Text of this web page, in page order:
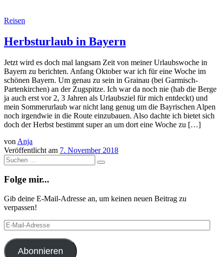
Reisen
Herbsturlaub in Bayern
Jetzt wird es doch mal langsam Zeit von meiner Urlaubswoche in
Bayern zu berichten. Anfang Oktober war ich für eine Woche im
schönen Bayern. Um genau zu sein in Grainau (bei Garmisch-
Partenkirchen) an der Zugspitze. Ich war da noch nie (hab die Berge
ja auch erst vor 2, 3 Jahren als Urlaubsziel für mich entdeckt) und
mein Sommerurlaub war nicht lang genug um die Bayrischen Alpen
noch irgendwie in die Route einzubauen. Also dachte ich bietet sich
doch der Herbst bestimmt super an um dort eine Woche zu […]
von Anja
Veröffentlicht am 7. November 2018
Suche
Suchen
Folge mir...
Gib deine E-Mail-Adresse an, um keinen neuen Beitrag zu
verpassen!
E-
Mail-
Adresse
Abonnieren